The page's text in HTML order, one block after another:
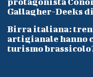
Gallagher-Deeks
Birra italiana:
artigianale hanno
turismo